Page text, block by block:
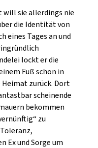
will sie allerdings nie
die Identität von
eines Tages an und
lockt er die
Fuß schon in
Heimat zurück. Dort
scheinende
bekommen
zu
Ex und Sorge um